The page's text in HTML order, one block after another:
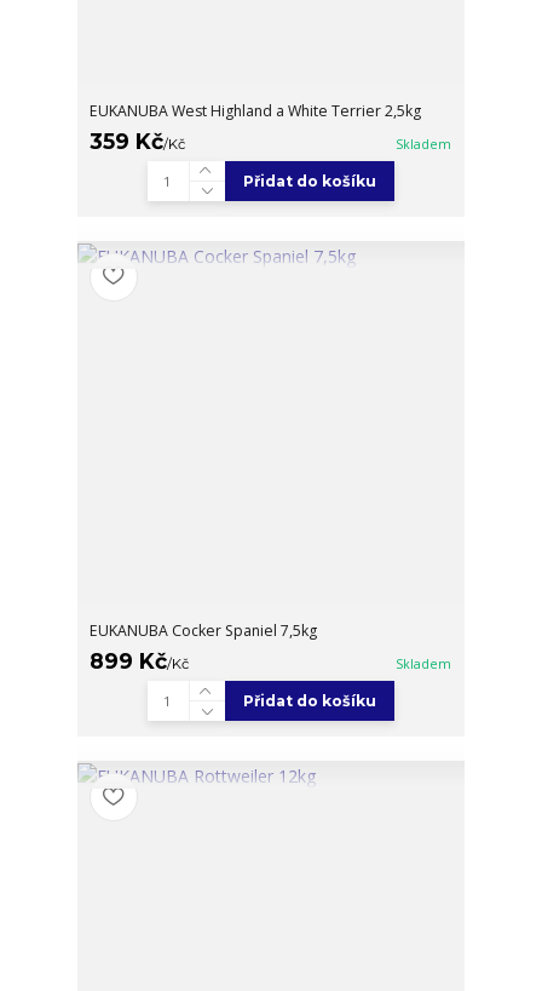
EUKANUBA West Highland a White Terrier 2,5kg
359 Kč/Kč Skladem
Přidat do košíku
EUKANUBA Cocker Spaniel 7,5kg
899 Kč/Kč Skladem
Přidat do košíku